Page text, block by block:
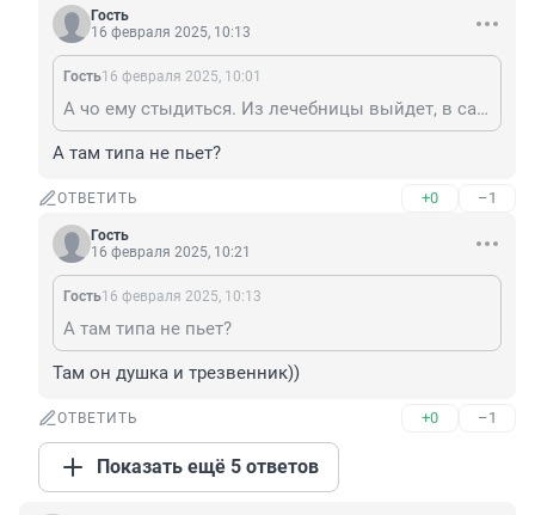
Гость
16 февраля 2025, 10:13
Гость16 февраля 2025, 10:01
А чо ему стыдиться. Из лечебницы выйдет, в самолет и в свою Москву улетит.
А там типа не пьет?
ОТВЕТИТЬ +0 –1
Гость
16 февраля 2025, 10:21
Гость16 февраля 2025, 10:13
А там типа не пьет?
Там он душка и трезвенник))
ОТВЕТИТЬ +0 –1
Показать ещё 5 ответов